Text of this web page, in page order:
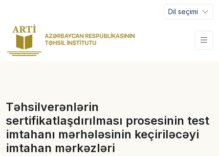
Dil seçimi
Təhsilverənlərin
sertifikatlaşdırılması prosesinin test
imtahanı mərhələsinin keçiriləcəyi
imtahan mərkəzləri